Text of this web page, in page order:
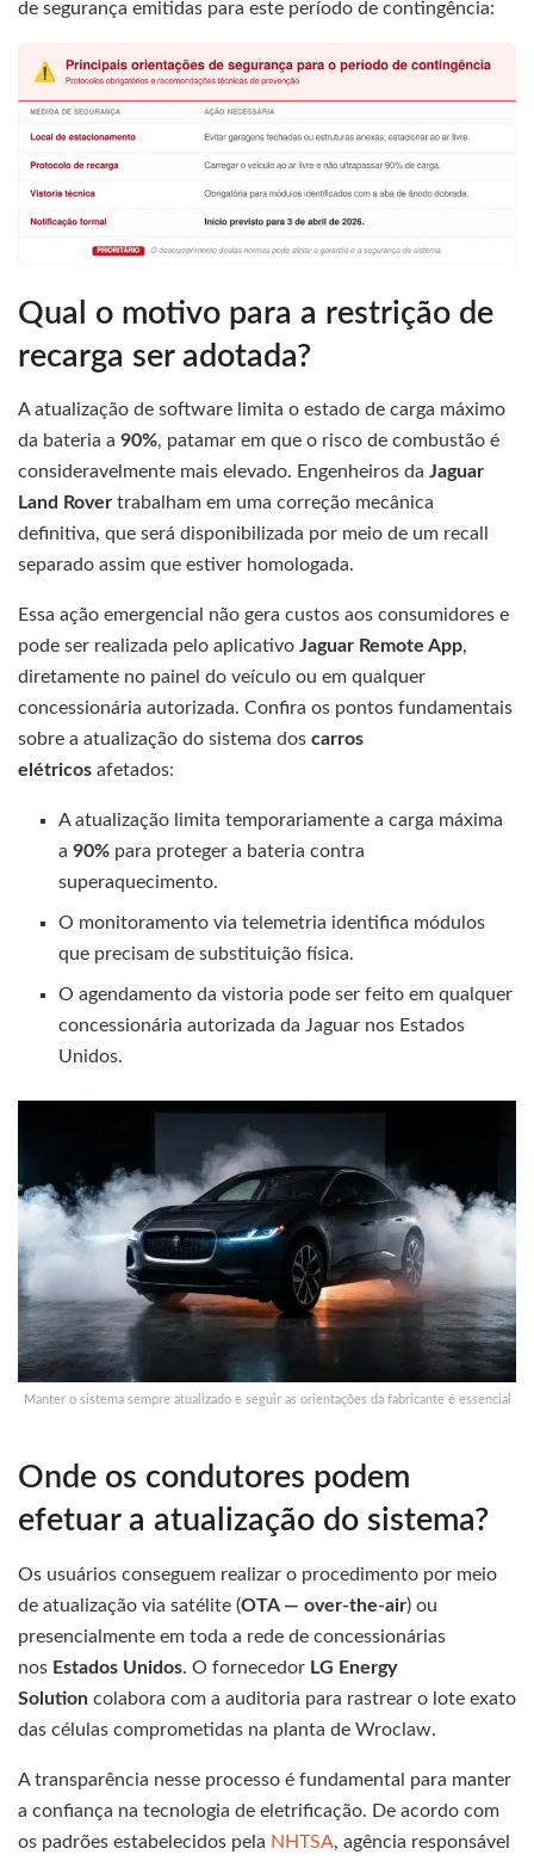
de segurança emitidas para este período de contingência:
Qual o motivo para a restrição de
recarga ser adotada?
A atualização de software limita o estado de carga máximo
da bateria a 90%, patamar em que o risco de combustão é
consideravelmente mais elevado. Engenheiros da Jaguar
Land Rover trabalham em uma correção mecânica
definitiva, que será disponibilizada por meio de um recall
separado assim que estiver homologada.
Essa ação emergencial não gera custos aos consumidores e
pode ser realizada pelo aplicativo Jaguar Remote App,
diretamente no painel do veículo ou em qualquer
concessionária autorizada. Confira os pontos fundamentais
sobre a atualização do sistema dos carros
elétricos afetados:
A atualização limita temporariamente a carga máxima
a90% para proteger a bateria contra
superaquecimento.
O monitoramento via telemetria identifica módulos
que precisam de substituição física.
O agendamento da vistoria pode ser feito em qualquer
concessionária autorizada da Jaguar nos Estados
Unidos.
Manter o sistema sempre atualizado e seguir as orientações da fabricante é essencial
Onde os condutores podem
efetuar a atualização do sistema?
Os usuários conseguem realizar o procedimento por meio
de atualização via satélite (OTA — over-the-air) ou
presencialmente em toda a rede de concessionárias
nos Estados Unidos. O fornecedor LG Energy
Solution colabora com a auditoria para rastrear o lote exato
das células comprometidas na planta de Wroclaw.
A transparência nesse processo é fundamental para manter
a confiança na tecnologia de eletrificação. De acordo com
os padrões estabelecidos pela NHTSA, agência responsável